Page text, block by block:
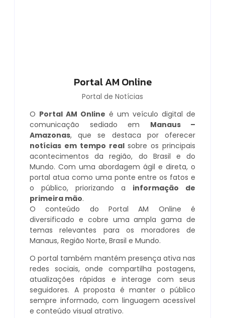
Portal AM Online
Portal de Notícias
O Portal AM Online é um veículo digital de
comunicação sediado em Manaus –
Amazonas, que se destaca por oferecer
notícias em tempo realsobre os principais
acontecimentos da região, do Brasil e do
Mundo. Com uma abordagem ágil e direta, o
portal atua como uma ponte entre os fatos e
o público, priorizando a informação de
primeira mão.
O conteúdo do Portal AM Online é
diversificado e cobre uma ampla gama de
temas relevantes para os moradores de
Manaus, Região Norte, Brasil e Mundo.
O portal também mantém presença ativa nas
redes sociais, onde compartilha postagens,
atualizações rápidas e interage com seus
seguidores. A proposta é manter o público
sempre informado, com linguagem acessível
e conteúdo visual atrativo.